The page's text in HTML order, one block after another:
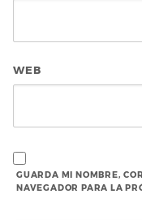
WEB
GUARDA MI NOMBRE,
NAVEGADOR PARA LA